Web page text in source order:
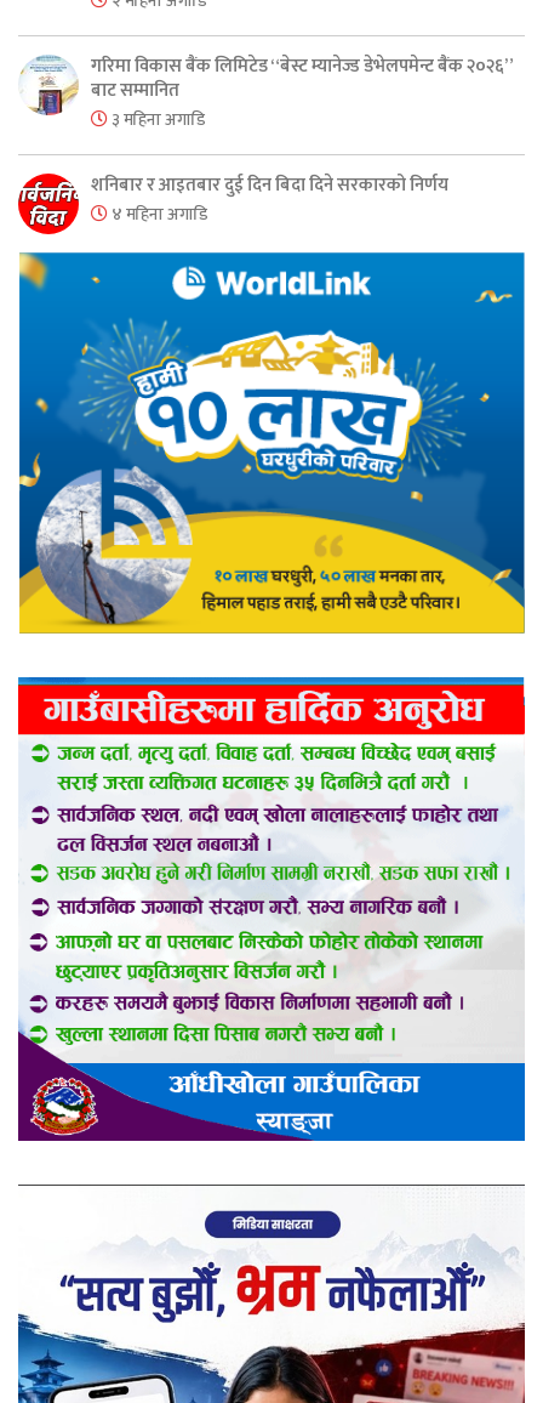
गरिमा विकास बैंक लिमिटेड “बेस्ट म्यानेज्ड डेभेलपमेन्ट बैंक २०२६”
बाट सम्मानित
३ महिना अगाडि
शनिबार र आइतबार दुई दिन बिदा दिने सरकारको निर्णय
४ महिना अगाडि